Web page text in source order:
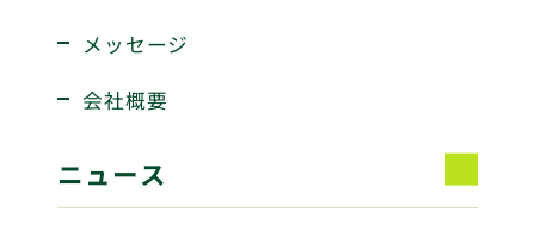
メッセージ
会社概要
ニュース